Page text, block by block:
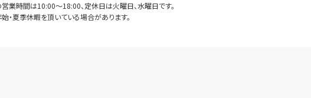
業時間は10:00〜18:00、定休日は火曜日、水曜日です。
・夏季休暇を頂いている場合があります。